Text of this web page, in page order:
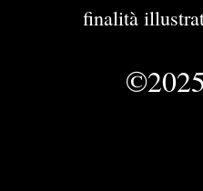
finalità